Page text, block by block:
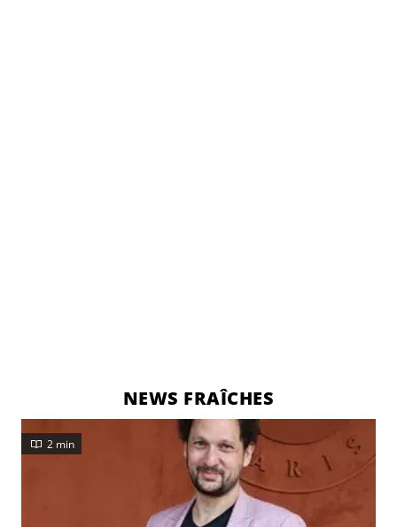
NEWS FRAÎCHES
2 min